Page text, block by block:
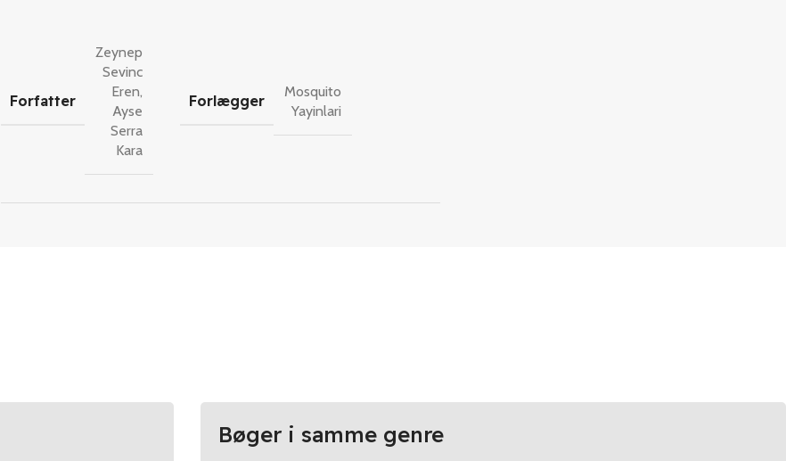
Forfatter
Zeynep
Sevinc
Eren,
Ayse
Serra
Kara
Forlægger
Mosquito
Yayinlari
Bøger i samme genre